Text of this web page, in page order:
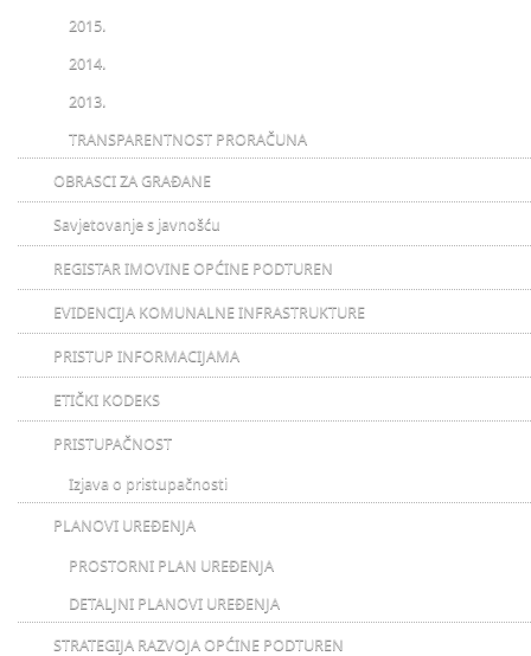
2015.
2014.
2013.
TRANSPARENTNOST PRORAČUNA
OBRASCI ZA GRAĐANE
Savjetovanje s javnošću
REGISTAR IMOVINE OPĆINE PODTUREN
EVIDENCIJA KOMUNALNE INFRASTRUKTURE
PRISTUP INFORMACIJAMA
ETIČKI KODEKS
PRISTUPAČNOST
Izjava o pristupačnosti
PLANOVI UREĐENJA
PROSTORNI PLAN UREĐENJA
DETALJNI PLANOVI UREĐENJA
STRATEGIJA RAZVOJA OPĆINE PODTUREN